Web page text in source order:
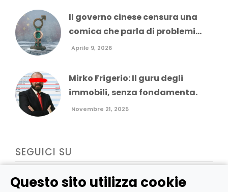
Questo sito utilizza cookie
Il governo cinese censura una
comica che parla di problemi...
Aprile 9, 2026
Mirko Frigerio: Il guru degli
immobili, senza fondamenta.
Novembre 21, 2025
SEGUICI SU